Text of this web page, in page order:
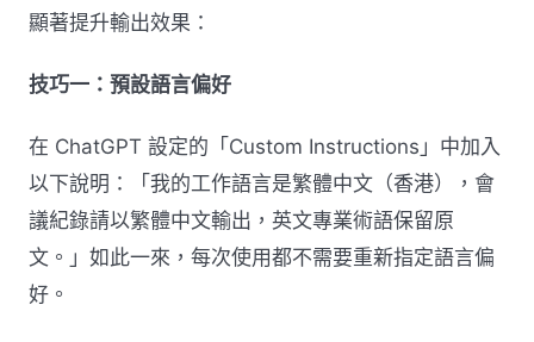
顯著提升輸出效果：
技巧一：預設語言偏好
在 ChatGPT 設定的「Custom Instructions」中加入
以下說明：「我的工作語言是繁體中文（香港），會
議紀錄請以繁體中文輸出，英文專業術語保留原
文。」如此一來，每次使用都不需要重新指定語言偏
好。